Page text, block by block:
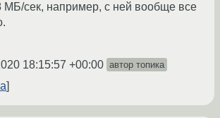
МБ/сек, например, с ней вообще все
18:15:57 +00:00 автор топика